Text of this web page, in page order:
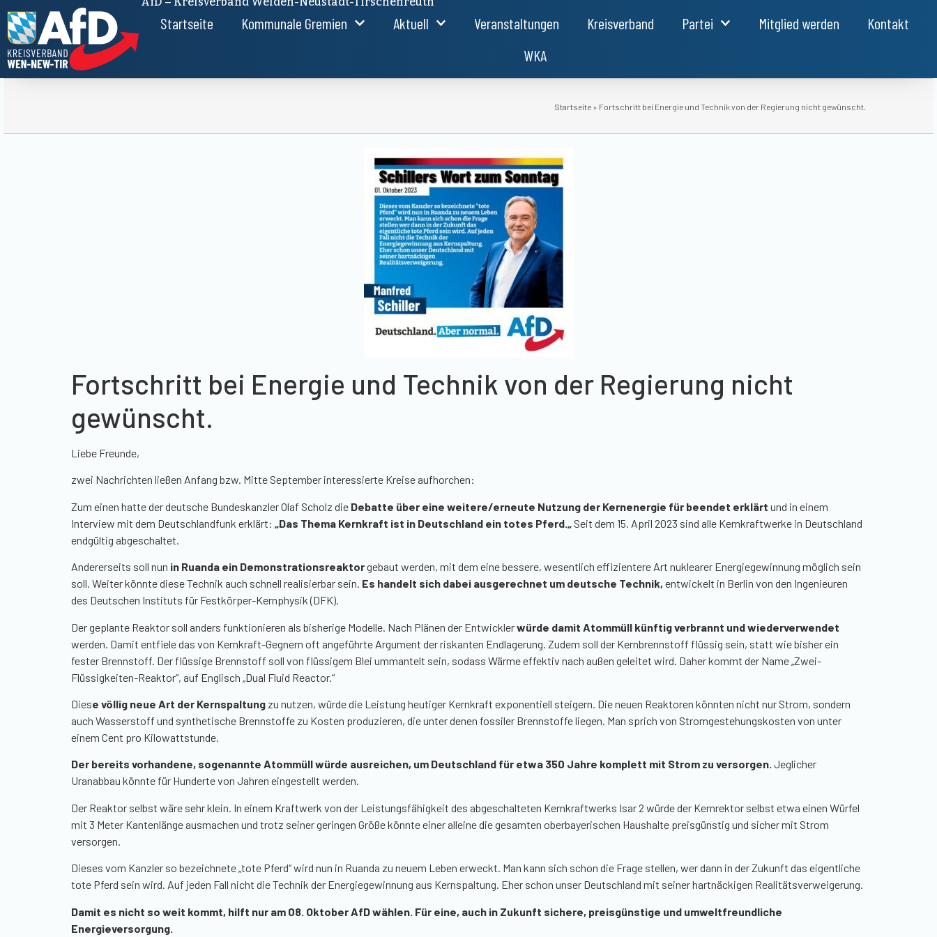
Startseite Kommunale Gremien Aktuell Veranstaltungen Kreisverband Partei Mitglied werden
Kontakt
WKA
Startseite » Fortschritt bei Energie und Technik von der Regierung nicht gewünscht.
Fortschritt bei Energie und Technik von der Regierung nicht
gewünscht.
Liebe Freunde,
zwei Nachrichten ließen Anfang bzw. Mitte September interessierte Kreise aufhorchen:
Zum einen hatte der deutsche Bundeskanzler Olaf Scholz die Debatte über eine weitere/erneute Nutzung der Kernenergie für beendet erklärt und in einem
Interview mit dem Deutschlandfunk erklärt:
Das Thema Kernkraft ist in Deutschland ein totes Pferd.
Seit dem 15. April 2023 sind alle Kernkraftwerke in Deutschland
endgültig abgeschaltet.
Andererseits soll nun in Ruanda ein Demonstrationsreaktorgebaut werden, mit dem eine bessere, wesentlich effizientere Art nuklearer Energiegewinnung möglich sein
soll. Weiter könnte diese Technik auch schnell realisierbar sein. Es handelt sich dabei ausgerechnet um deutsche Technik, entwickelt in Berlin von den Ingenieuren
des Deutschen Instituts für Festkörper-Kernphysik (DFK).
Der geplante Reaktor soll anders funktionieren als bisherige Modelle. Nach Plänen der Entwicklerwürde damit Atommüll künftig verbrannt und wiederverwendet
werden. Damit entfiele das von Kernkraft-Gegnern oft angeführte Argument der riskanten Endlagerung. Zudem soll der Kernbrennstoff flüssig sein, statt wie bisher ein
fester Brennstoff. Der flüssige Brennstoff soll von flüssigem Blei ummantelt sein, sodass Wärme effektiv nach außen geleitet wird. Daher kommt der Name „Zwei-
Flüssigkeiten-Reaktor“, auf Englisch „Dual Fluid Reactor.“
Diese völlig neue Art der Kernspaltung zu nutzen, würde die Leistung heutiger Kernkraft exponentiell steigern. Die neuen Reaktoren könnten nicht nur Strom, sondern
auch Wasserstoff und synthetische Brennstoffe zu Kosten produzieren, die unter denen fossiler Brennstoffe liegen. Man sprich von Stromgestehungskosten von unter
einem Cent pro Kilowattstunde.
Der bereits vorhandene, sogenannte Atommüll würde ausreichen, um Deutschland für etwa 350 Jahre komplett mit Strom zu versorgen. Jeglicher
Uranabbau könnte für Hunderte von Jahren eingestellt werden.
Der Reaktor selbst wäre sehr klein. In einem Kraftwerk von der Leistungsfähigkeit des abgeschalteten Kernkraftwerks Isar 2 würde der Kernrektor selbst etwa einen Würfel
mit 3 Meter Kantenlänge ausmachen und trotz seiner geringen Größe könnte einer alleine die gesamten oberbayerischen Haushalte preisgünstig und sicher mit Strom
versorgen.
Dieses vom Kanzler so bezeichnete „tote Pferd“ wird nun in Ruanda zu neuem Leben erweckt. Man kann sich schon die Frage stellen, wer dann in der Zukunft das eigentliche
tote Pferd sein wird. Auf jeden Fall nicht die Technik der Energiegewinnung aus Kernspaltung. Eher schon unser Deutschland mit seiner hartnäckigen Realitätsverweigerung.
Damit es nicht so weit kommt, hilft nur am 08. Oktober AfD wählen. Für eine, auch in Zukunft sichere, preisgünstige und umweltfreundliche
Energieversorgung.